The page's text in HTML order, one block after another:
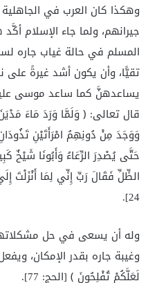
وهكذا كان العرب في
جيرانهم، ولما جاء الإسلام
المسلم في حالة غياب جاره
تقيًّا، وأن يكون أشد غيرةً على
يساعدهنَّ كما ساعد موسى عليه
قال تعالى: ﴿ وَلَمَّا وَرَدَ مَاءَ
وَوَجَدَ مِنْ دُونِهِمُ امْرَأَتَيْنِ
حَتَّى يُصْدِرَ الرِّعَاءُ وَأَبُونَا
24].
وله أن يسعى في حل
وغيبة جاره بقدر الإمكان،
لَعَلَّكُمْ تُفْلِحُونَ ﴾ [الحج: 77].